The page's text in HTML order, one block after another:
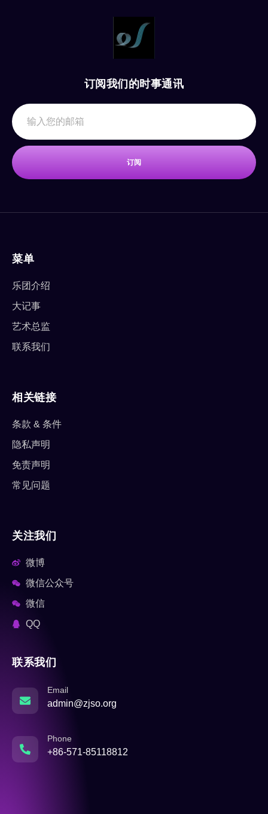
订阅我们的时事通讯
订阅
菜单
乐团介绍
大记事
艺术总监
联系我们
相关链接
条款 & 条件
隐私声明
免责声明
常见问题
关注我们
微博
微信公众号
微信
QQ
联系我们
Email
admin@zjso.org
Phone
+86-571-85118812